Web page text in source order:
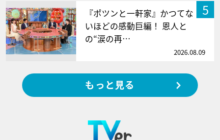
5
『ポツンと一軒家』かつてな
いほどの感動巨編！ 恩人と
の“涙の再…
2026.08.09
もっと見る